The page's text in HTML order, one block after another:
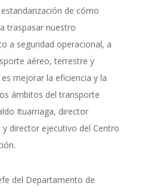
de cómo
traspasar nuestro
a seguridad operacional, a
aéreo, terrestre y
mejorar la eficiencia y la
ámbitos del transporte
Ituarriaga, director
y director ejecutivo del Centro
del Departamento de